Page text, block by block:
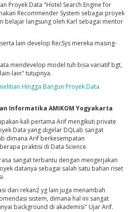
Proyek Data "Hotel Search Engine for
Recommender System sebagai proyek
belajar langsung oleh Karl sebagai mentor
lain develop RecSys mereka masing-
mendevelop model tuh bisa variatif bgt,
lain" tutupnya.
Hingga Bangun Proyek Data
Informatika AMIKOM Yogyakarta
kali pertama Arif mengikuti private
Data yang digelar DQLab sangat
dimana Arif berkesempatan
praktisi di Data Science.
sangat terbantu dengan mengerjakan
datanya sebagai salah satu bahan riset
dari rekan2 yg lain juga menambah
sistem, dimana hal ini sangat
background di akademisi" Ujar Arif.